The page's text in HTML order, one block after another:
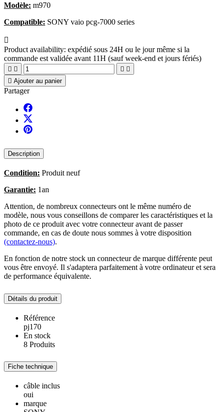
Modèle: m970
Compatible: SONY vaio pcg-7000 series

Product availability: expédié sous 24H ou le jour même si la
commande est validée avant 11H (sauf week-end et jours fériés)
   
 Ajouter au panier
Partager
Description
Condition: Produit neuf
Garantie: 1an
Attention, de nombreux connecteurs ont le même numéro de
modèle, nous vous conseillons de comparer les caractéristiques et la
photo de ce produit avec votre connecteur avant de passer
commande, en cas de doute nous sommes à votre disposition
(contactez-nous).
En fonction de notre stock un connecteur de marque différente peut
vous être envoyé. Il s'adaptera parfaitement à votre ordinateur et sera
de performance équivalente.
Détails du produit
Référence
pj170
En stock
8 Produits
Fiche technique
câble inclus
oui
marque